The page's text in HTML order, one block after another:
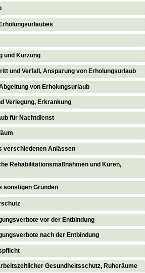
und Kürzung
und Verfall, Ansparung von Erholungsurlaub
von Erholungsurlaub
Verlegung, Erkrankung
für Nachtdienst
verschiedenen Anlässen
Rehabilitationsmaßnahmen und Kuren,
sonstigen Gründen
vor der Entbindung
nach der Entbindung
Gesundheitsschutz, Ruheräume